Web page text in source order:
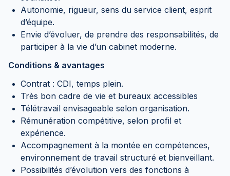
Autonomie, rigueur, sens du service client, esprit
d’équipe.
Envie d’évoluer, de prendre des responsabilités, de
participer à la vie d’un cabinet moderne.
Conditions & avantages
Contrat : CDI, temps plein.
Très bon cadre de vie et bureaux accessibles
Télétravail envisageable selon organisation.
Rémunération compétitive, selon profil et
expérience.
Accompagnement à la montée en compétences,
environnement de travail structuré et bienveillant.
Possibilités d’évolution vers des fonctions à